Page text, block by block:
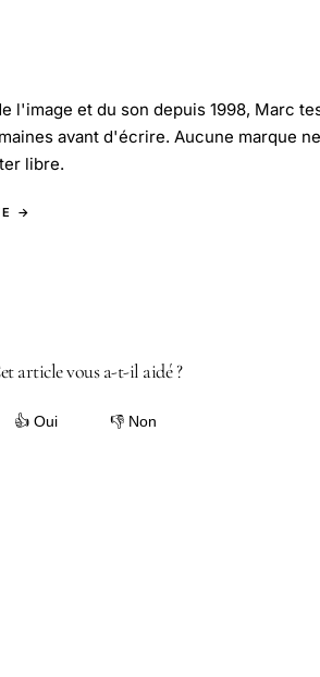
l'image et du son depuis 1998, Marc
avant d'écrire. Aucune marque
libre.
→
article vous a-t-il aidé ?
👍 Oui 👎 Non